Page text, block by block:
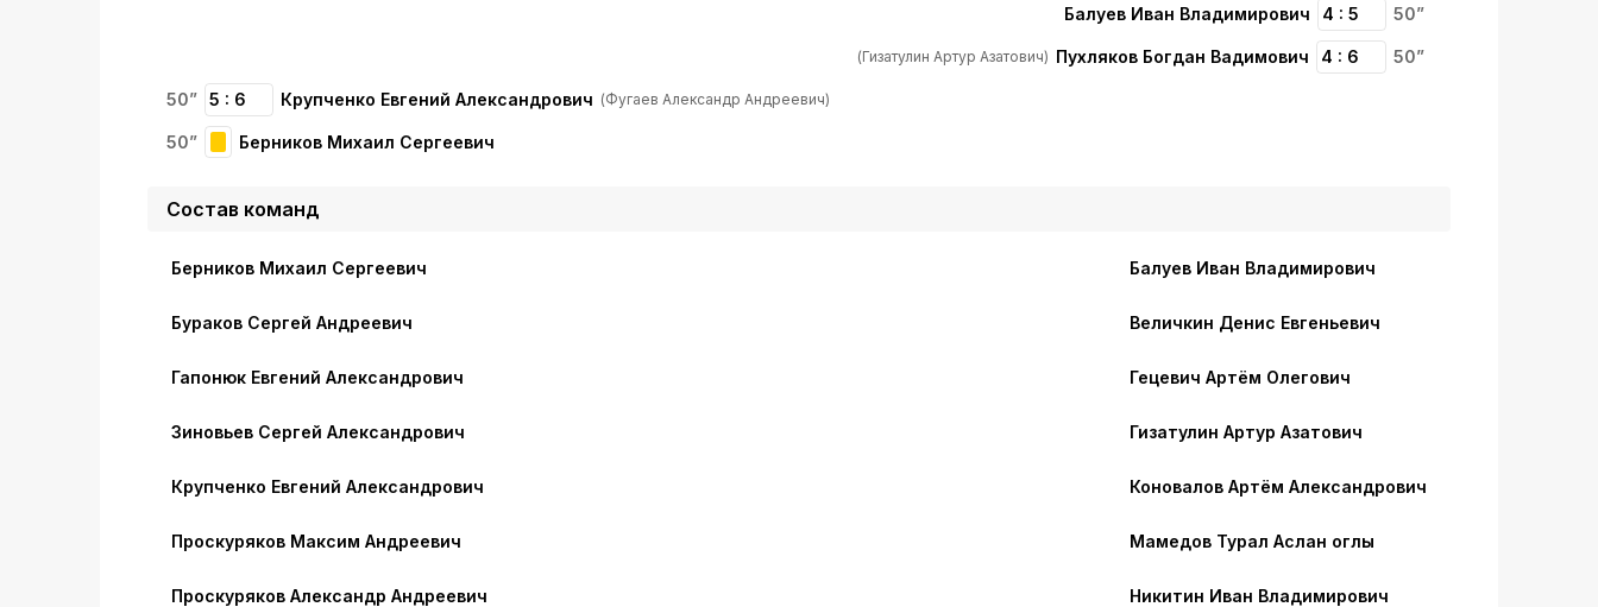
50”
4 : 5
Балуев Иван Владимирович
50”
4 : 6
Пухляков Богдан Вадимович
(Гизатулин Артур Азатович)
50” 5 : 6 Крупченко Евгений Александрович (Фугаев Александр Андреевич)
50” Берников Михаил Сергеевич
Состав команд
Берников Михаил Сергеевич
Бураков Сергей Андреевич
Гапонюк Евгений Александрович
Зиновьев Сергей Александрович
Крупченко Евгений Александрович
Проскуряков Максим Андреевич
Проскуряков Александр Андреевич
Балуев Иван Владимирович
Величкин Денис Евгеньевич
Гецевич Артём Олегович
Гизатулин Артур Азатович
Коновалов Артём Александрович
Мамедов Турал Аслан оглы
Никитин Иван Владимирович